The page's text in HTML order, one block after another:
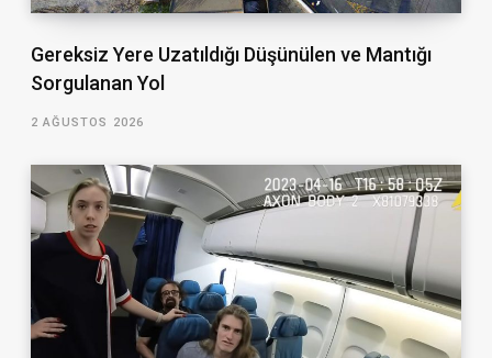
Gereksiz Yere Uzatıldığı Düşünülen ve Mantığı
Sorgulanan Yol
2 AĞUSTOS 2026